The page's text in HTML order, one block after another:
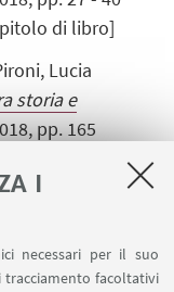
I
necessari per il suo
facoltativi
di libro]
Lucia
storia e
pp. 165
ambienti
Società